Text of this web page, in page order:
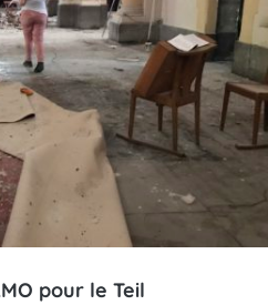
pour le Teil